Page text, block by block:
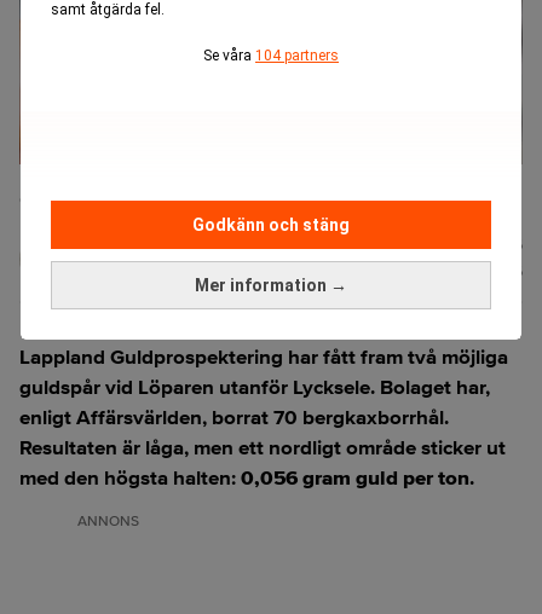
samt åtgärda fel.
Se våra 104 partners
Mer information →
Godkänn och stäng
Getty Images)
Karin
Publicerad:13 juli 2026
13 juli 2026
Lappland Guldprospektering har fått fram två möjliga
guldspårvid Löparen utanför Lycksele. Bolaget har,
enligtAffärsvärlden, borrat 70 bergkaxborrhål.
Resultaten är låga, men ett nordligt område sticker ut
med den högsta halten:0,056 gram guld per ton.
ANNONS